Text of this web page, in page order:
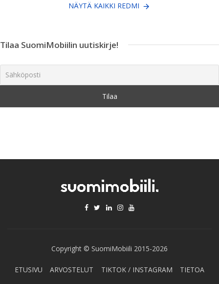
NÄYTÄ KAIKKI REDMI
Tilaa SuomiMobiilin uutiskirje!
Copyright © SuomiMobiili 2015-2026
ETUSIVU ARVOSTELUT TIKTOK / INSTAGRAM TIETOA